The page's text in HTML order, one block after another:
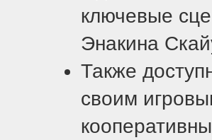
ключевые
Энакина
Также
своим